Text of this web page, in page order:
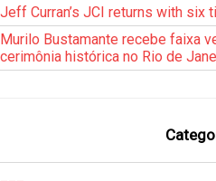
Jeff Curran’s JCI returns with six
Murilo Bustamante recebe faixa
cerimônia histórica no Rio de